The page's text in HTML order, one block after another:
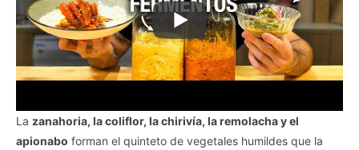
La zanahoria, la coliflor, la chirivía, la remolacha y el
apionabo forman el quinteto de vegetales humildes que la